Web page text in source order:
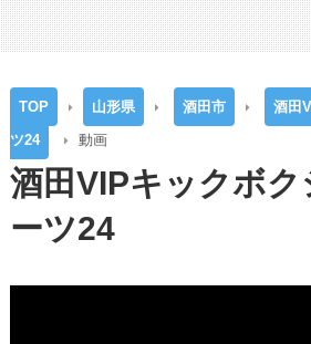
TOP 山形県 酒田市
酒田
ツ24
動画
酒田VIPキックボ
ーツ24